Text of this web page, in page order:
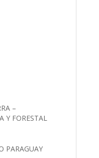
–
Y FORESTAL
PARAGUAY